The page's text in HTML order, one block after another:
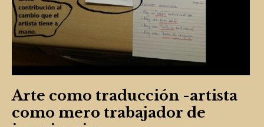
Arte como traducción -artista
como mero trabajador de